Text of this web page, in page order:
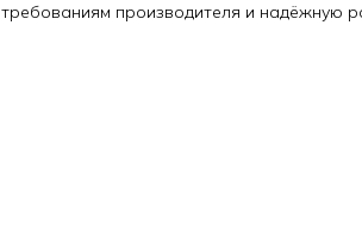
требованиям производителя и надёжную